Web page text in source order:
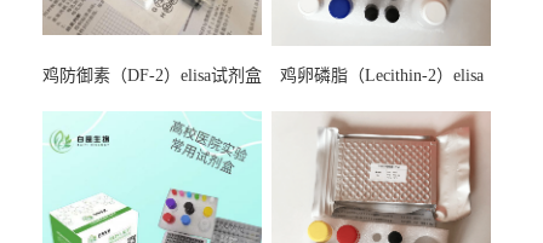
鸡防御素（DF-2）elisa试剂盒
鸡卵磷脂（Lecithin-2）elisa